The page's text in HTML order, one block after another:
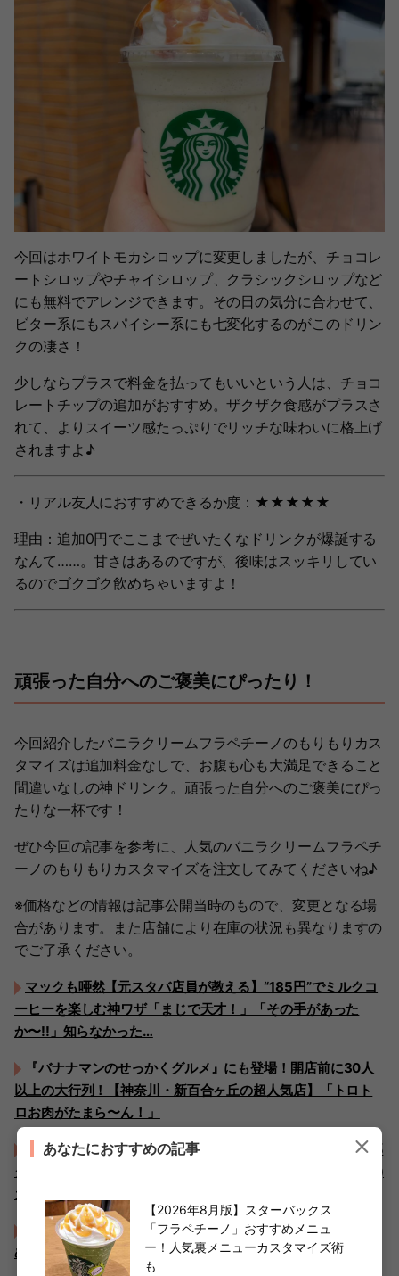
今回はホワイトモカシロップに変更しましたが、チョコレ
ートシロップやチャイシロップ、クラシックシロップなど
にも無料でアレンジできます。その日の気分に合わせて、
ビター系にもスパイシー系にも七変化するのがこのドリン
クの凄さ！
少しならプラスで料金を払ってもいいという人は、チョコ
レートチップの追加がおすすめ。ザクザク食感がプラスさ
れて、よりスイーツ感たっぷりでリッチな味わいに格上げ
されますよ♪
・リアル友人におすすめできるか度：★★★★★
理由：追加0円でここまでぜいたくなドリンクが爆誕する
なんて……。甘さはあるのですが、後味はスッキリしてい
るのでゴクゴク飲めちゃいますよ！
頑張った自分へのご褒美にぴったり！
今回紹介したバニラクリームフラペチーノのもりもりカス
タマイズは追加料金なしで、お腹も心も大満足できること
間違いなしの神ドリンク。頑張った自分へのご褒美にぴっ
たりな一杯です！
ぜひ今回の記事を参考に、人気のバニラクリームフラペチ
ーノのもりもりカスタマイズを注文してみてくださいね♪
※価格などの情報は記事公開当時のもので、変更となる場
合があります。また店舗により在庫の状況も異なりますの
でご了承ください。
マックも唖然【元スタバ店員が教える】“185円”でミルクコ
ーヒーを楽しむ神ワザ「まじで天才！」「その手があった
か〜!!」知らなかった…
『バナナマンのせっかくグルメ』にも登場！開店前に30人
以上の大行列！【神奈川・新百合ヶ丘の超人気店】「トロト
ロお肉がたまら〜ん！」
うおおぉ〜！これも！？【スタバ元店員が解説】「これ全部
タダだったの！？」「え？有料？ミルク変更の罠」“0円(無料)
カスタム”完全ガイド決定版
【2026年8月版】スターバックス「フラペチーノ」おすす
めメニュー！人気裏メニューカスタマイズ術も
あなたにおすすめの記事
【2026年8月版】スターバックス
「フラペチーノ」おすすめメニュ
ー！人気裏メニューカスタマイズ術
も